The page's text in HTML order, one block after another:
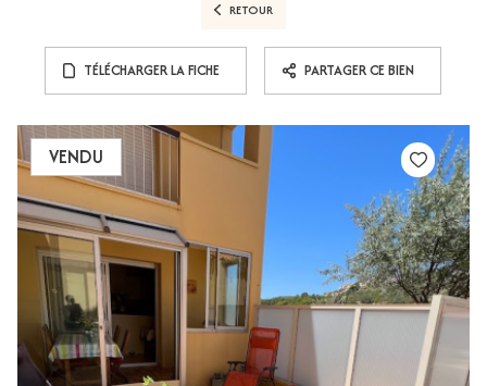
RETOUR
TÉLÉCHARGER LA FICHE PARTAGER CE BIEN
VENDU